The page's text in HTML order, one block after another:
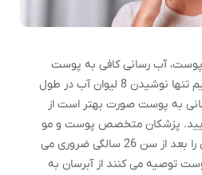
آب رسانی کافی به پوست
لازم و مهم است. باید بگوییم تنها نوشیدن 8 لیوان آب در طول
به پوست صورت بهتر است از
پزشکان متخصص پوست و مو
اغلب استفاده از کرم آبرسان را بعد از سن 26 سالگی ضروری می
توصیه می کنند از آبرسان به